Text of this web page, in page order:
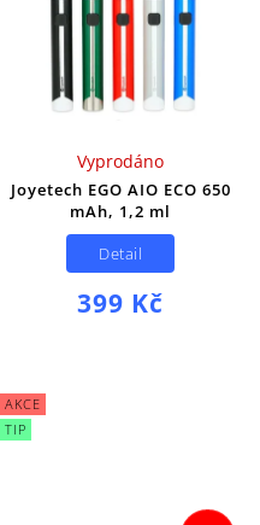
Joyetech EGO AIO ECO 650
mAh, 1,2 ml
Vyprodáno
399 Kč
Detail
AKCE
TIP